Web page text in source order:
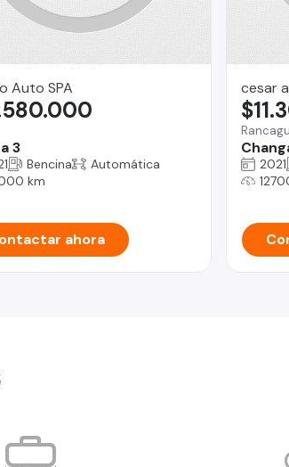
Auto SPA
3
Bencina
Automática
km
ahora
cesar
2021